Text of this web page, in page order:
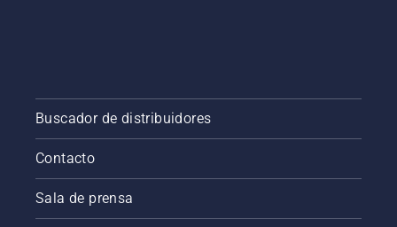
Buscador de distribuidores
Contacto
Sala de prensa